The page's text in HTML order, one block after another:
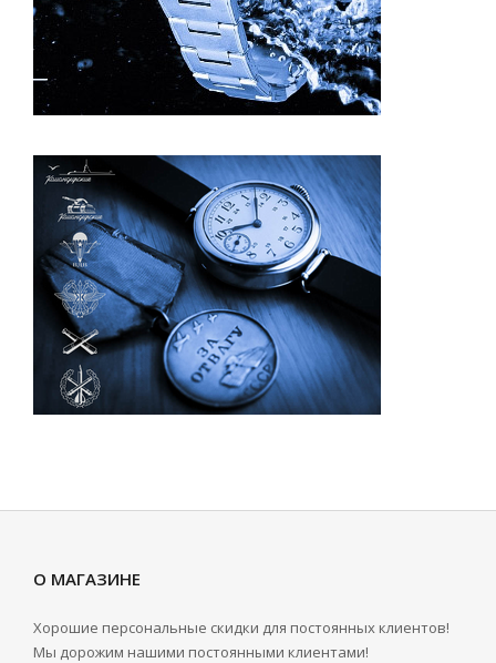
О МАГАЗИНЕ
Хорошие персональные скидки для постоянных клиентов!
Мы дорожим нашими постоянными клиентами!